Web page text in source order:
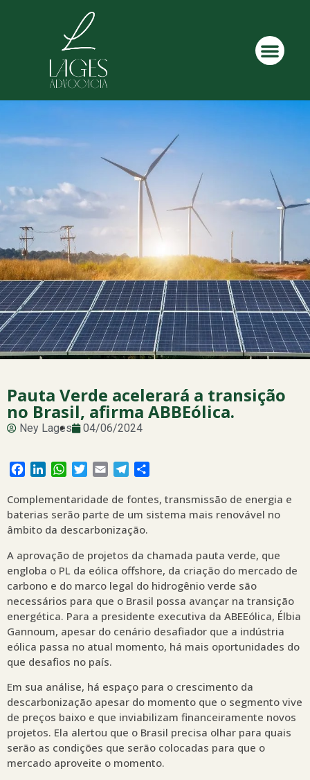
Pauta Verde acelerará a transição
no Brasil, afirma ABBEólica.
Ney Lages 04/06/2024
Facebook
LinkedInWhatsApp
Twitter
Email Telegram
Complementaridade de fontes, transmissão de energia e
baterias serão parte de um sistema mais renovável no
âmbito da descarbonização.
A aprovação de projetos da chamada pauta verde, que
engloba o PL da eólica offshore, da criação do mercado de
carbono e do marco legal do hidrogênio verde são
necessários para que o Brasil possa avançar na transição
energética. Para a presidente executiva da ABEEólica, Élbia
Gannoum, apesar do cenário desafiador que a indústria
eólica passa no atual momento, há mais oportunidades do
que desafios no país.
Em sua análise, há espaço para o crescimento da
descarbonização apesar do momento que o segmento vive
de preços baixo e que inviabilizam financeiramente novos
projetos. Ela alertou que o Brasil precisa olhar para quais
serão as condições que serão colocadas para que o
mercado aproveite o momento.